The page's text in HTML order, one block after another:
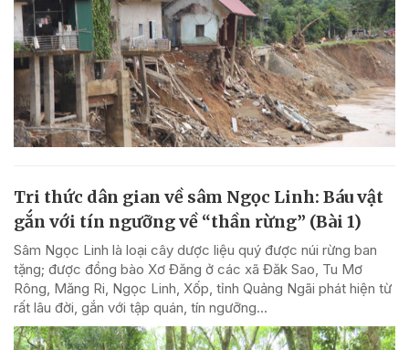
Tri thức dân gian về sâm Ngọc Linh: Báu vật
gắn với tín ngưỡng về “thần rừng” (Bài 1)
Sâm Ngọc Linh là loại cây dược liệu quý được núi rừng ban
tặng; được đồng bào Xơ Đăng ở các xã Đăk Sao, Tu Mơ
Rông, Măng Ri, Ngọc Linh, Xốp, tỉnh Quảng Ngãi phát hiện từ
rất lâu đời, gắn với tập quán, tín ngưỡng...